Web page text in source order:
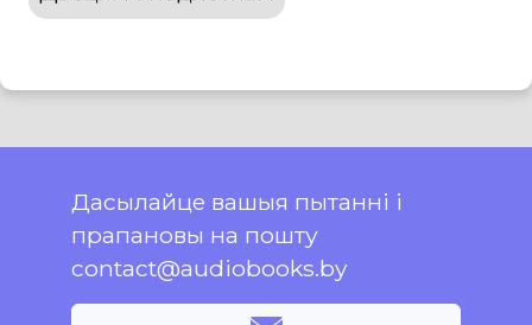
Дасылайце вашыя пытанні і
прапановы на пошту
contact@audiobooks.by